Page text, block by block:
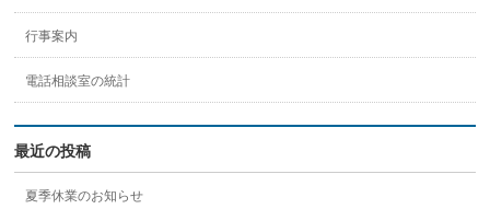
行事案内
電話相談室の統計
最近の投稿
夏季休業のお知らせ